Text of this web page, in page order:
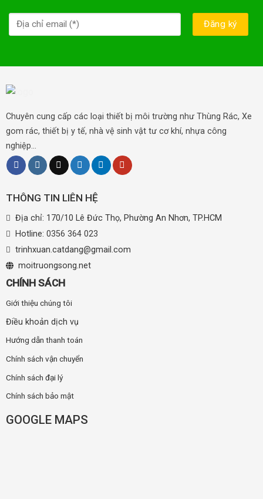
Chuyên cung cấp các loại thiết bị môi trường như Thùng Rác, Xe
gom rác, thiết bị y tế, nhà vệ sinh vật tư cơ khí, nhựa công
nghiệp...
THÔNG TIN LIÊN HỆ
Địa chỉ: 170/10 Lê Đức Thọ, Phường An Nhơn, TP.HCM
Hotline: 0356 364 023
trinhxuan.catdang@gmail.com
moitruongsong.net
CHÍNH SÁCH
Giới thiệu chúng tôi
Điều khoản dịch vụ
Hướng dẫn thanh toán
Chính sách vận chuyển
Chính sách đại lý
Chính sách bảo mật
GOOGLE MAPS